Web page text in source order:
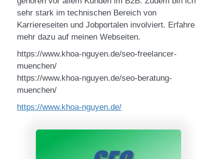
sehr stark im technischen Bereich von
Karriereseiten und Jobportalen involviert. Erfahre
mehr dazu auf meinen Webseiten.
https://www.khoa-nguyen.de/seo-freelancer-
muenchen/
https://www.khoa-nguyen.de/seo-beratung-
muenchen/
https://www.khoa-nguyen.de/